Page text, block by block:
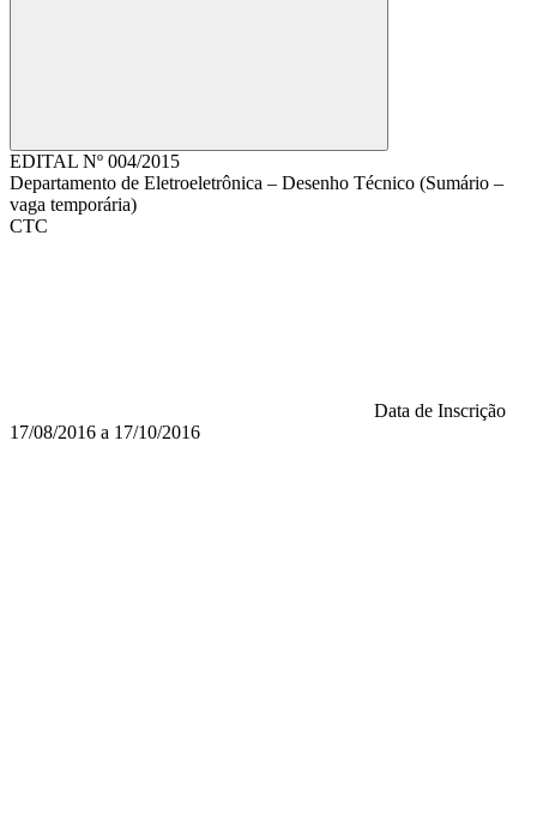
Buscar
EDITAL Nº 004/2015
Departamento de Eletroeletrônica – Desenho Técnico (Sumário –
vaga temporária)
CTC
Data de Inscrição
17/08/2016 a 17/10/2016